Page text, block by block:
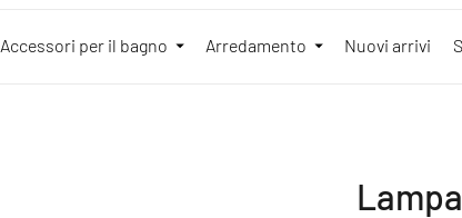
Accessori per il bagno Arredamento Nuovi arrivi